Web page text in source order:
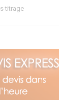
titrage